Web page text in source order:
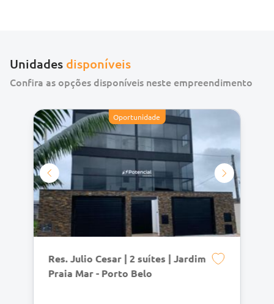
Unidades disponíveis
Confira as opções disponíveis neste empreendimento
Oportunidade
Res. Julio Cesar | 2 suítes | Jardim
Praia Mar - Porto Belo